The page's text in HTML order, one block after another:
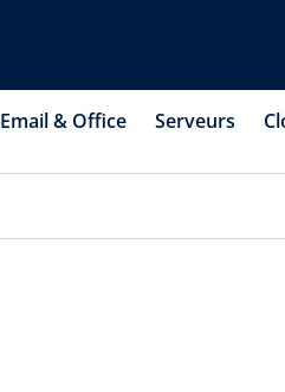
Email & Office Serveurs